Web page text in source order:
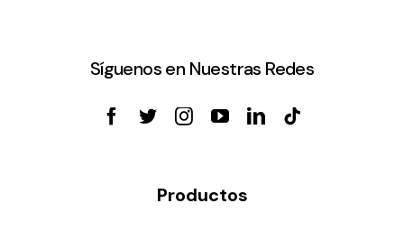
Síguenos en Nuestras Redes
Productos